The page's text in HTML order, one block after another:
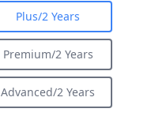
Plus/2 Years
Premium/2 Years
Advanced/2 Years